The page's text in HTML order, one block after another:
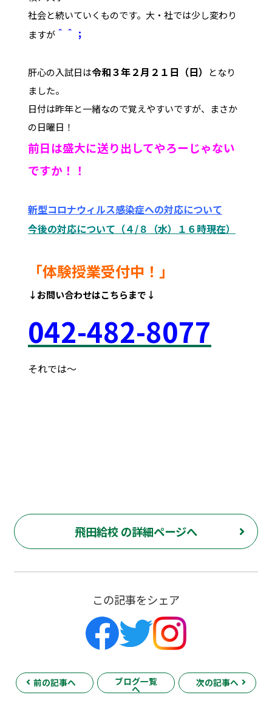
社会と続いていくものです。大・社では少し変わり
ますが＾＾；
肝心の入試日は令和３年２月２１日（日）
となり
ました。
日付は昨年と一緒なので覚えやすいですが、まさか
の日曜日！
前日は盛大に送り出してやろーじゃない
ですか！！
新型コロナウィルス感染症への対応について
今後の対応について（４/８（水）１６時現在）
「体験授業受付中！」
↓お問い合わせはこちらまで↓
042-482-8077
それでは～府中市 調布市 三鷹市 世田谷区 稲城市 飛田給
飛田給校 の詳細ページへ
この記事をシェア
前の記事へ ブログ一覧
へ
次の記事へ